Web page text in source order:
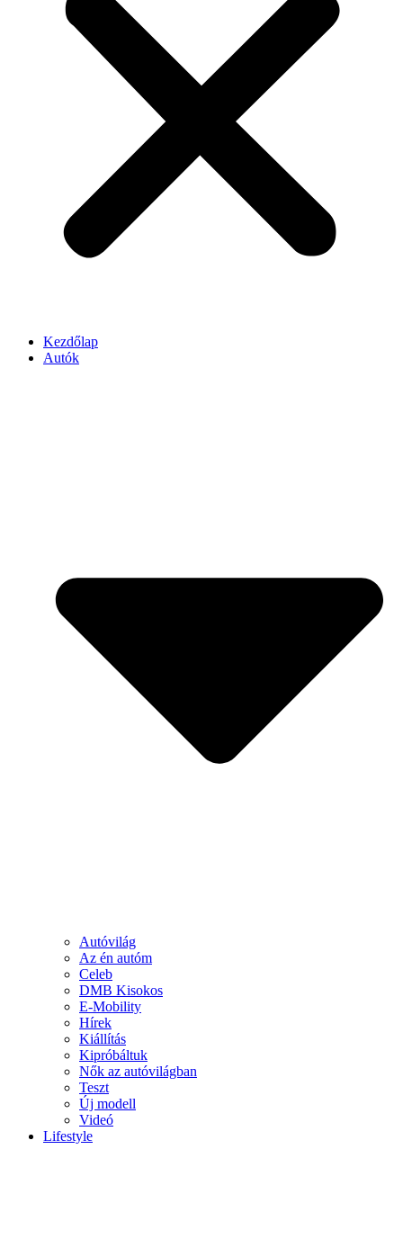
Kezdőlap
Autók
Autóvilág
Az én autóm
Celeb
DMB Kisokos
E-Mobility
Hírek
Kiállítás
Kipróbáltuk
Nők az autóvilágban
Teszt
Új modell
Videó
Lifestyle